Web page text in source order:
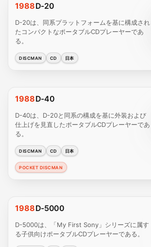
1988D-20
D-20は、同系プラットフォームを基に構成され
たコンパクトなポータブルCDプレーヤーであ
る。
DISCMAN CD 日本
1988D-40
D-40は、D-20と同系の構成を基に外装および
仕上げを見直したポータブルCDプレーヤーであ
る。
DISCMAN CD 日本
POCKET DISCMAN
1988D-5000
D-5000は、「My First Sony」シリーズに属す
る子供向けポータブルCDプレーヤーである。